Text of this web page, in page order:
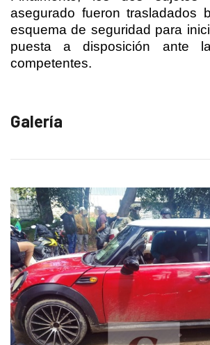
asegurado fueron trasladados
esquema de seguridad para
puesta a disposición ante
competentes.
Galería